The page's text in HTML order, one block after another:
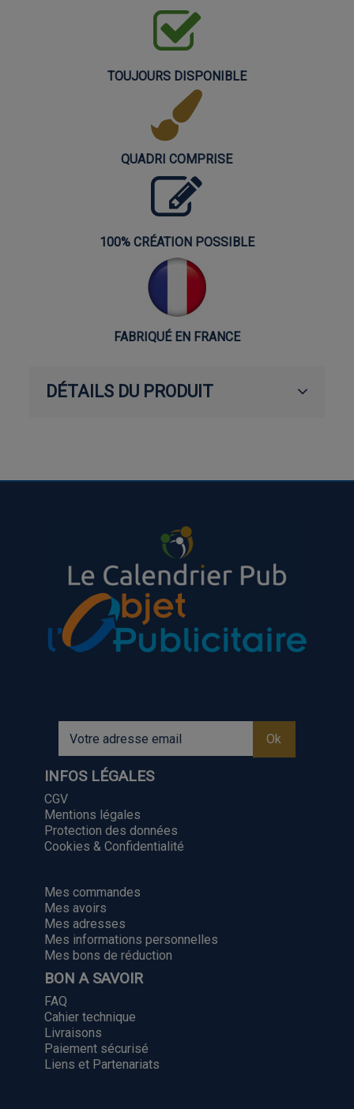
TOUJOURS DISPONIBLE
QUADRI COMPRISE
100% CRÉATION POSSIBLE
FABRIQUÉ EN FRANCE
DÉTAILS DU PRODUIT
INFOS LÉGALES
CGV
Mentions légales
Protection des données
Cookies & Confidentialité
Mes commandes
Mes avoirs
Mes adresses
Mes informations personnelles
Mes bons de réduction
BON A SAVOIR
FAQ
Cahier technique
Livraisons
Paiement sécurisé
Liens et Partenariats